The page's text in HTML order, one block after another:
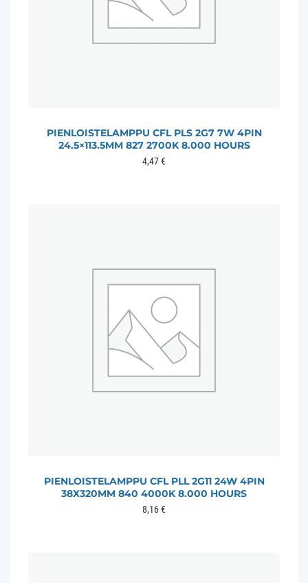
PIENLOISTELAMPPU CFL PLS 2G7 7W 4PIN
24.5×113.5MM 827 2700K 8.000 HOURS
4,47€
PIENLOISTELAMPPU CFL PLL 2G11 24W 4PIN
38X320MM 840 4000K 8.000 HOURS
8,16€